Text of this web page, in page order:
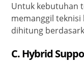
Untuk kebutuhan
memanggil teknisi
dihitung
C.Hybrid